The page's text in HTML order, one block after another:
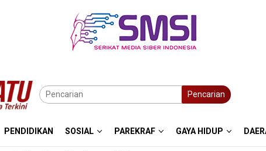
Pencarian
PENDIDIKAN SOSIAL PAREKRAF GAYA HIDUP